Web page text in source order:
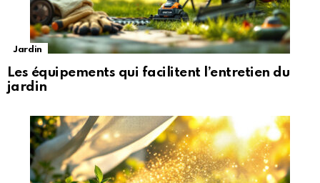
Jardin
Les équipements qui facilitent l’entretien du
jardin